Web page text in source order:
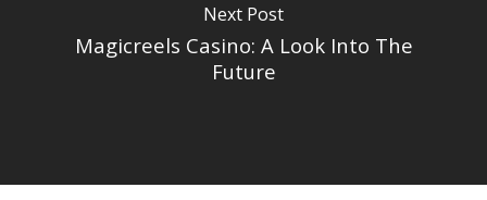
Next Post
Magicreels Casino: A Look Into The
Future